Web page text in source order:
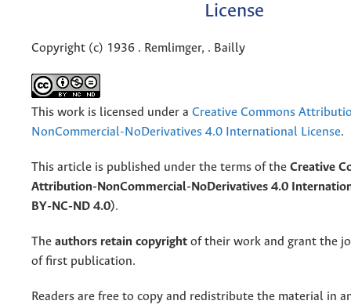
License
Copyright (c) 1936 . Remlimger, . Bailly
This work is licensed under a Creative Commons
NonCommercial-NoDerivatives 4.0 International License.
This article is published under the terms of the Creative
Attribution-NonCommercial-NoDerivatives 4.0
BY-NC-ND 4.0).
The authors retain copyright of their work and grant the
of first publication.
Readers are free to copy and redistribute the material in